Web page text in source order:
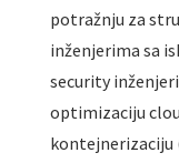
potražnju za
inženjerima sa
security
optimizaciju
kontejnerizaciju